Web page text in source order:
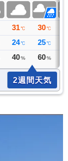
31 ℃
24 ℃
40 %
30 ℃
25 ℃
60 %
2週間天気